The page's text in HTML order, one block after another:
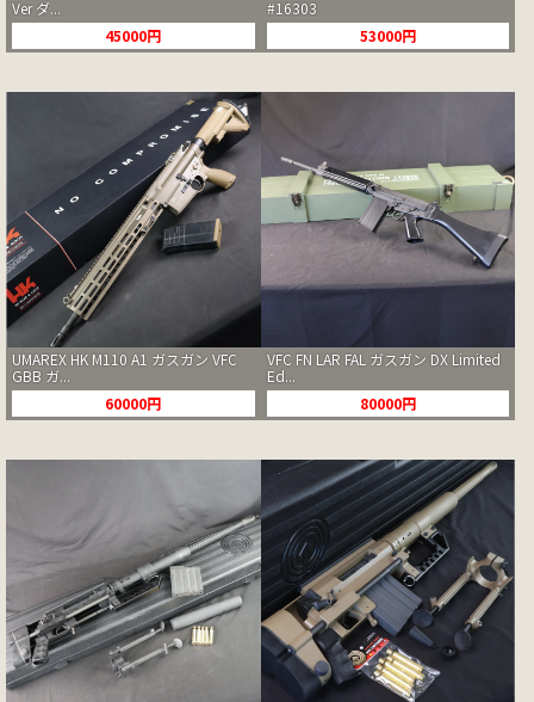
Ver ダ...
45000円
#16303
53000円
UMAREX HK M110 A1 ガスガン VFC
GBB ガ...
60000円
VFC FN LAR FAL ガスガン DX Limited
Ed...
80000円